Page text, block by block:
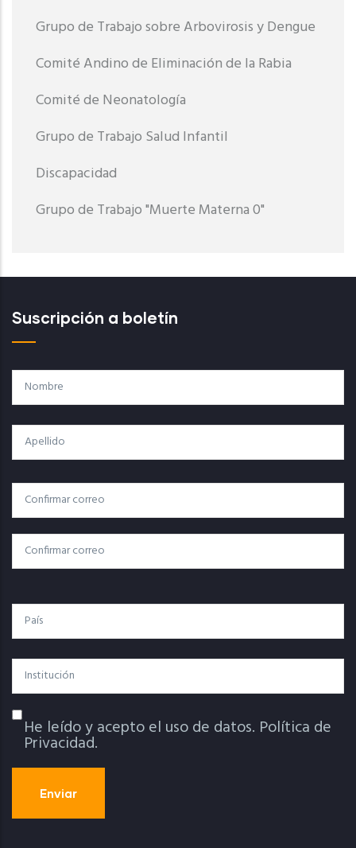
Grupo de Trabajo sobre Arbovirosis y Dengue
Comité Andino de Eliminación de la Rabia
Comité de Neonatología
Grupo de Trabajo Salud Infantil
Discapacidad
Grupo de Trabajo "Muerte Materna 0"
Suscripción a boletín
Nombre
Apellido
Correo
Electrónico
Correo Electrónico
Confirmar Correo
País
Institución
Política De Privacidad
He leído y acepto el uso de datos. Política de
Privacidad.